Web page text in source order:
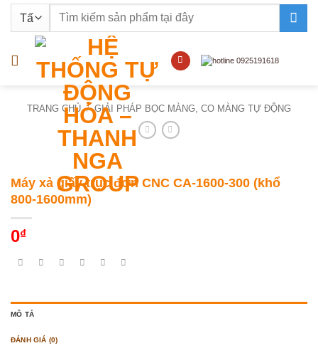
nội
Tìm
TRANG CHỦ / GIẢI PHÁP BỌC MÀNG, CO MÀNG TỰ ĐỘNG
Máy xả giấy trục đơn CNC CA-1600-300 (khổ
800-1600mm)
0₫
MÔ TẢ
ĐÁNH GIÁ (0)